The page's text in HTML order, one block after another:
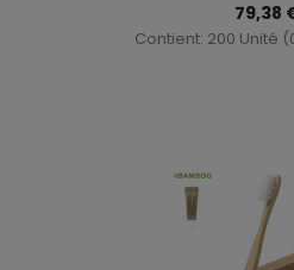
79,38
Contient: 200 Unité